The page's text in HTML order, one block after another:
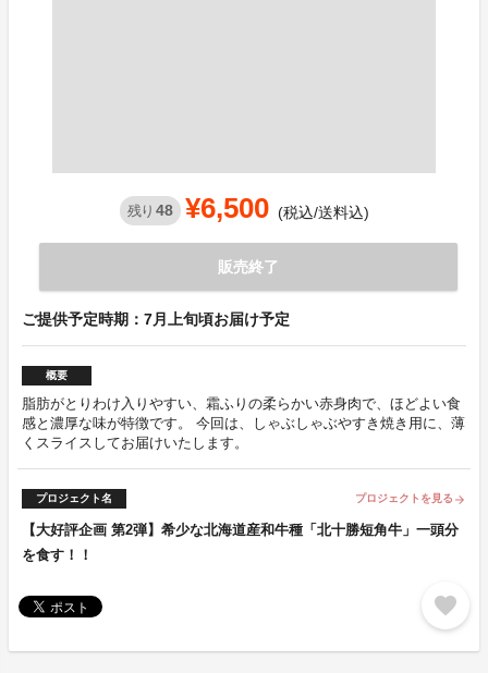
残り 48 ¥6,500 (税込/送料込)
販売終了
ご提供予定時期：7月上旬頃お届け予定
概要
脂肪がとりわけ入りやすい、霜ふりの柔らかい赤身肉で、ほどよい食
感と濃厚な味が特徴です。 今回は、しゃぶしゃぶやすき焼き用に、薄
くスライスしてお届けいたします。
プロジェクト名 プロジェクトを見る arrow_forward
【大好評企画 第2弾】希少な北海道産和牛種「北十勝短角牛」一頭分
を食す！！
favorite